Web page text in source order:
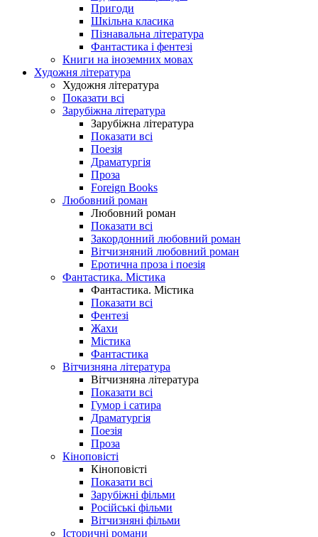
Пригоди
Шкільна класика
Пізнавальна література
Фантастика і фентезі
Книги на іноземних мовах
Художня література
Художня література
Показати всі
Зарубіжна література
Зарубіжна література
Показати всі
Поезія
Драматургія
Проза
Foreign Books
Любовний роман
Любовний роман
Показати всі
Закордонний любовний роман
Вітчизняний любовний роман
Еротична проза і поезія
Фантастика. Містика
Фантастика. Містика
Показати всі
Фентезі
Жахи
Містика
Фантастика
Вітчизняна література
Вітчизняна література
Показати всі
Гумор і сатира
Драматургія
Поезія
Проза
Кіноповісті
Кіноповісті
Показати всі
Зарубіжні фільми
Російські фільми
Вітчизняні фільми
Історичні романи